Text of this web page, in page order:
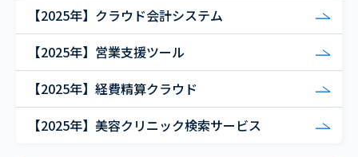
【2025年】クラウド会計システム
【2025年】営業支援ツール
【2025年】経費精算クラウド
【2025年】美容クリニック検索サービス